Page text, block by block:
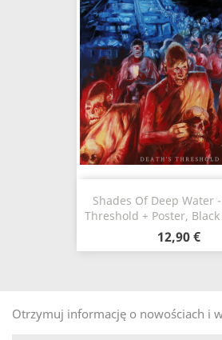
Shades Of Deep Water
Threshold + Poster,
12,90 €
Otrzymuj informację o nowościach i